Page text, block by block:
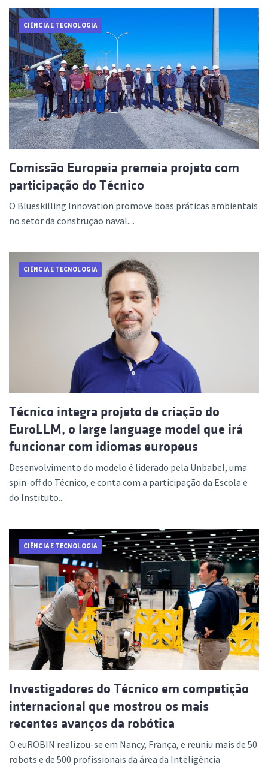
CIÊNCIA E TECNOLOGIA
Comissão Europeia premeia projeto com
participação do Técnico
O Blueskilling Innovation promove boas práticas ambientais
no setor da construção naval....
CIÊNCIA E TECNOLOGIA
Técnico integra projeto de criação do
EuroLLM, o large language model que irá
funcionar com idiomas europeus
Desenvolvimento do modelo é liderado pela Unbabel, uma
spin-off do Técnico, e conta com a participação da Escola e
do Instituto...
CIÊNCIA E TECNOLOGIA
Investigadores do Técnico em competição
internacional que mostrou os mais
recentes avanços da robótica
O euROBIN realizou-se em Nancy, França, e reuniu mais de 50
robots e de 500 profissionais da área da Inteligência